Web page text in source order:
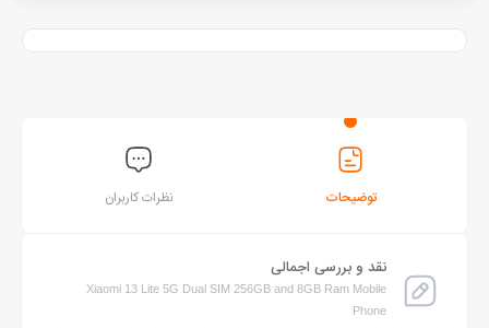
توضیحات نظرات کاربران
نقد و بررسی اجمالی
Xiaomi 13 Lite 5G Dual SIM 256GB and 8GB Ram Mobile
Phone